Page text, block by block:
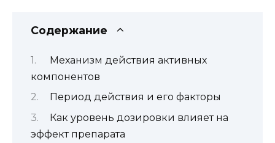
Содержание
Механизм действия активных
компонентов
Период действия и его факторы
Как уровень дозировки влияет на
эффект препарата